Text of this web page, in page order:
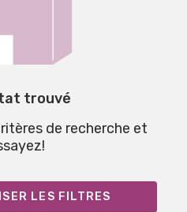
trouvé
de recherche et
LES FILTRES